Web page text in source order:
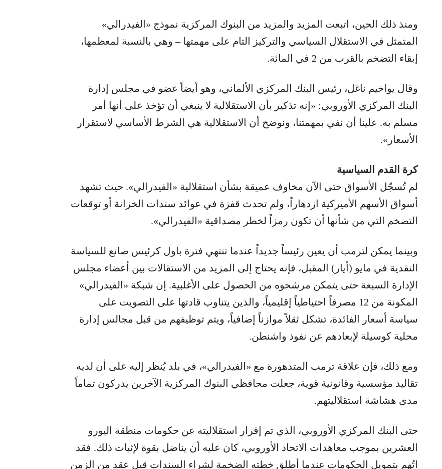
ومنذ ذلك الحين، اتبعت المزيد والمزيد من البنوك المركزية نموذج «الفيدرالي»
المتمثل في الاستقلال السياسي والتركيز التام على مهمتها – وهي بالنسبة لمعظمها،
إبقاء التضخم بالقرب من 2 في المائة.
وقال يواخيم ناغل، رئيس البنك المركزي الألماني، وهو أيضاً عضو في مجلس إدارة
البنك المركزي الأوروبي: «إنه تذكير بأن الاستقلالية لا ينبغي أن تؤخذ على أنها أمر
مسلم به. علينا أن نفي بمهمتنا، ونوضح أن الاستقلالية هي الشرط الأساسي لاستقرار
الأسعار».
كرة القدم السياسية
لم تُسجّل الأسواق حتى الآن مخاوف عميقة بشأن استقلالية «الفيدرالي». حيث تشهد
أسواق الأسهم الأميركية ازدهاراً، ولم تحدث قفزة في عوائد سندات الخزانة أو توقعات
التضخم التي من شأنها أن تكون رمزاً لخطر مصداقية «الفيدرالي».
وبينما يمكن لترمب أن يعين رئيساً جديداً عندما تنتهي فترة باول كرئيس صانع للسياسة
النقدية في مايو (أيار) المقبل، فإنه يحتاج إلى المزيد من الاستقالات بين أعضاء مجلس
الإدارة السبعة حتى يتمكن مرشحوه من الحصول على الأغلبية. إن شبكة «الفيدرالي»
المكونة من 12 مصرفاً احتياطياً إقليمياً، والذين يتناوب قادتها على التصويت على
سياسة أسعار الفائدة، تشكل ثقلاً موازناً إضافياً، ويتم توظيفهم من قبل مجالس إدارة
محلية كوسيلة لإبعادهم عن نفوذ واشنطن.
ومع ذلك، فإن علاقة ترمب المتدهورة مع «الفيدرالي»، في بلد يُنظر إليه على أن لديه
تقاليد مؤسسية وقانونية قوية، جعلت محافظي البنوك المركزية الآخرين يدركون تماماً
مدى هشاشة استقلاليتهم.
حتى البنك المركزي الأوروبي، الذي تم إقرار استقلاليته عن حكومات منطقة اليورو
العشرين بموجب معاهدات الاتحاد الأوروبي، كان عليه أن يناضل بقوة لإثبات ذلك. فقد
اتُهم بتمويل الحكومات عندما أطلق خطته الضخمة لشراء السندات قبل عقد من الزمن